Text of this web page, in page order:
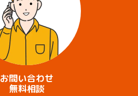
お問い合わせ
無料相談